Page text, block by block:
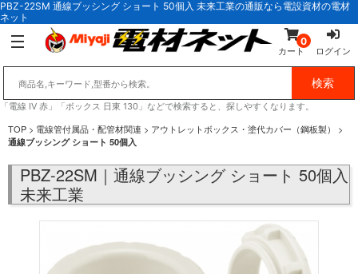
PBZ-22SM 通線ブッシング ショート 50個入 未来工業の通販なら電設資材の電材
ネット
0
カート ログイン
「電線 IV 赤」「ボックス 日東 130」などで検索すると、探しやすくなります。
TOP > 電線管付属品・配管材関連 > アウトレットボックス・塗代カバー（鋼板製） >
通線ブッシング ショート 50個入
PBZ-22SM｜通線ブッシング ショート 50個入
未来工業